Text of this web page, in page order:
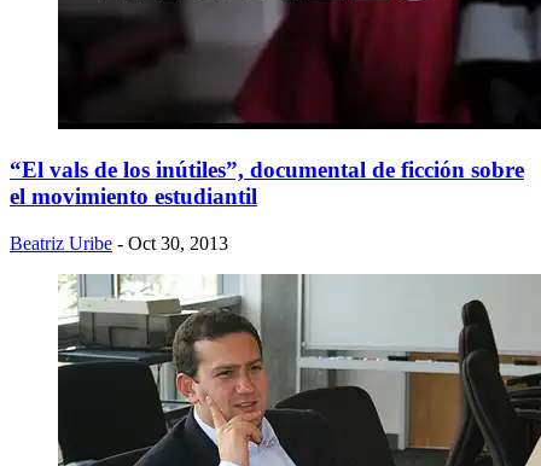
“El vals de los inútiles”, documental de ficción sobre
el movimiento estudiantil
Beatriz Uribe - Oct 30, 2013